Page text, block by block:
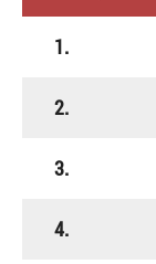
1.
2.
3.
4.